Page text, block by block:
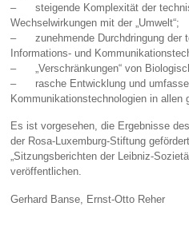
– steigende Komplexität der
Wechselwirkungen mit der „Umwelt“;
– zunehmende Durchdringung der
Informations- und
– „Verschränkungen“ von
– rasche Entwicklung und
Kommunikationstechnologien in allen
Es ist vorgesehen, die Ergebnisse
der Rosa-Luxemburg-Stiftung
„Sitzungsberichten der Leibniz-
veröffentlichen.
Gerhard Banse, Ernst-Otto Reher